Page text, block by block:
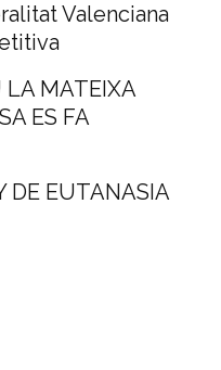
Valenciana
LA MATEIXA
ES FA
DE EUTANASIA